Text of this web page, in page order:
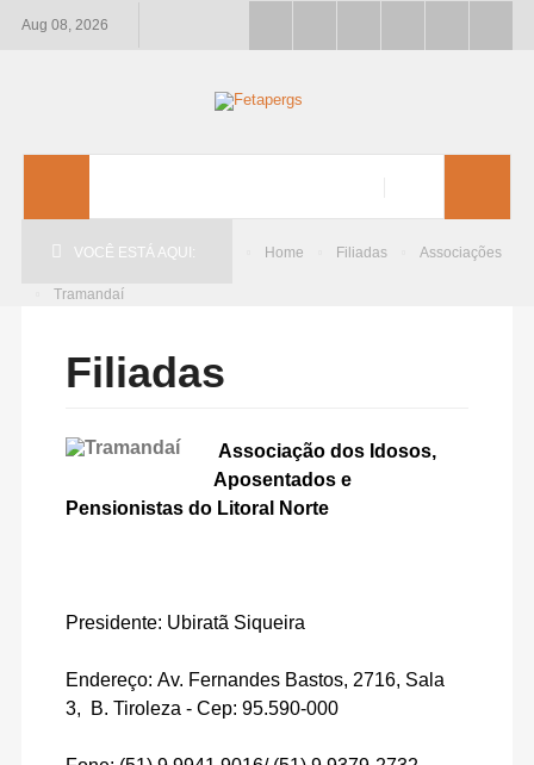
Aug 08, 2026
VOCÊ ESTÁ AQUI: Home Filiadas Associações
Tramandaí
Filiadas
Associação dos Idosos,
Aposentados e
Pensionistas do Litoral Norte
Presidente: Ubiratã Siqueira
Endereço: Av. Fernandes Bastos, 2716, Sala
3, B. Tiroleza- Cep: 95.590-000